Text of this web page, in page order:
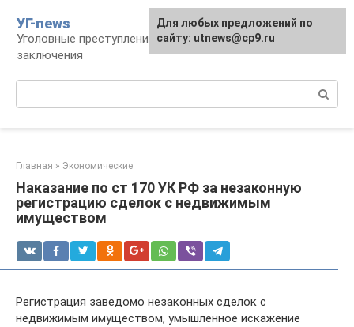
контенту
УГ-news
Уголовные преступления, наказания, места
заключения
Главная » Экономические
Наказание по ст 170 УК РФ за незаконную
регистрацию сделок с недвижимым
имуществом
Регистрация заведомо незаконных сделок с
недвижимым имуществом, умышленное искажение
Для любых предложений по
сайту: utnews@cp9.ru